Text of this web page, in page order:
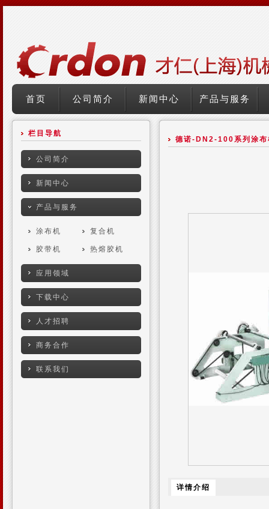
首页 公司简介 新闻中心 产品与服务
德诺-DN2-100系列涂布
详情介绍
栏目导航
公司简介
新闻中心
产品与服务
涂布机 复合机
胶带机 热熔胶机
应用领域
下载中心
人才招聘
商务合作
联系我们